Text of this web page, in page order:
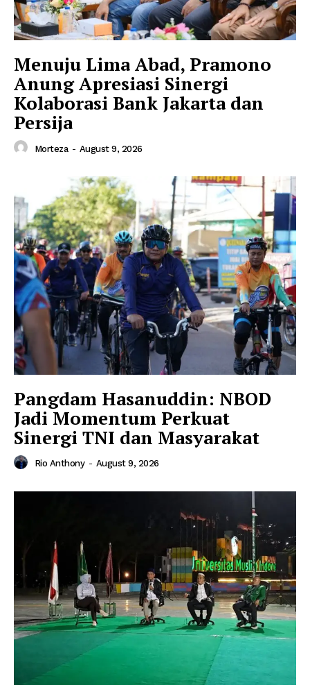
Menuju Lima Abad, Pramono
Anung Apresiasi Sinergi
Kolaborasi Bank Jakarta dan
Persija
Morteza - August 9, 2026
Pangdam Hasanuddin: NBOD
Jadi Momentum Perkuat
Sinergi TNI dan Masyarakat
Rio Anthony - August 9, 2026